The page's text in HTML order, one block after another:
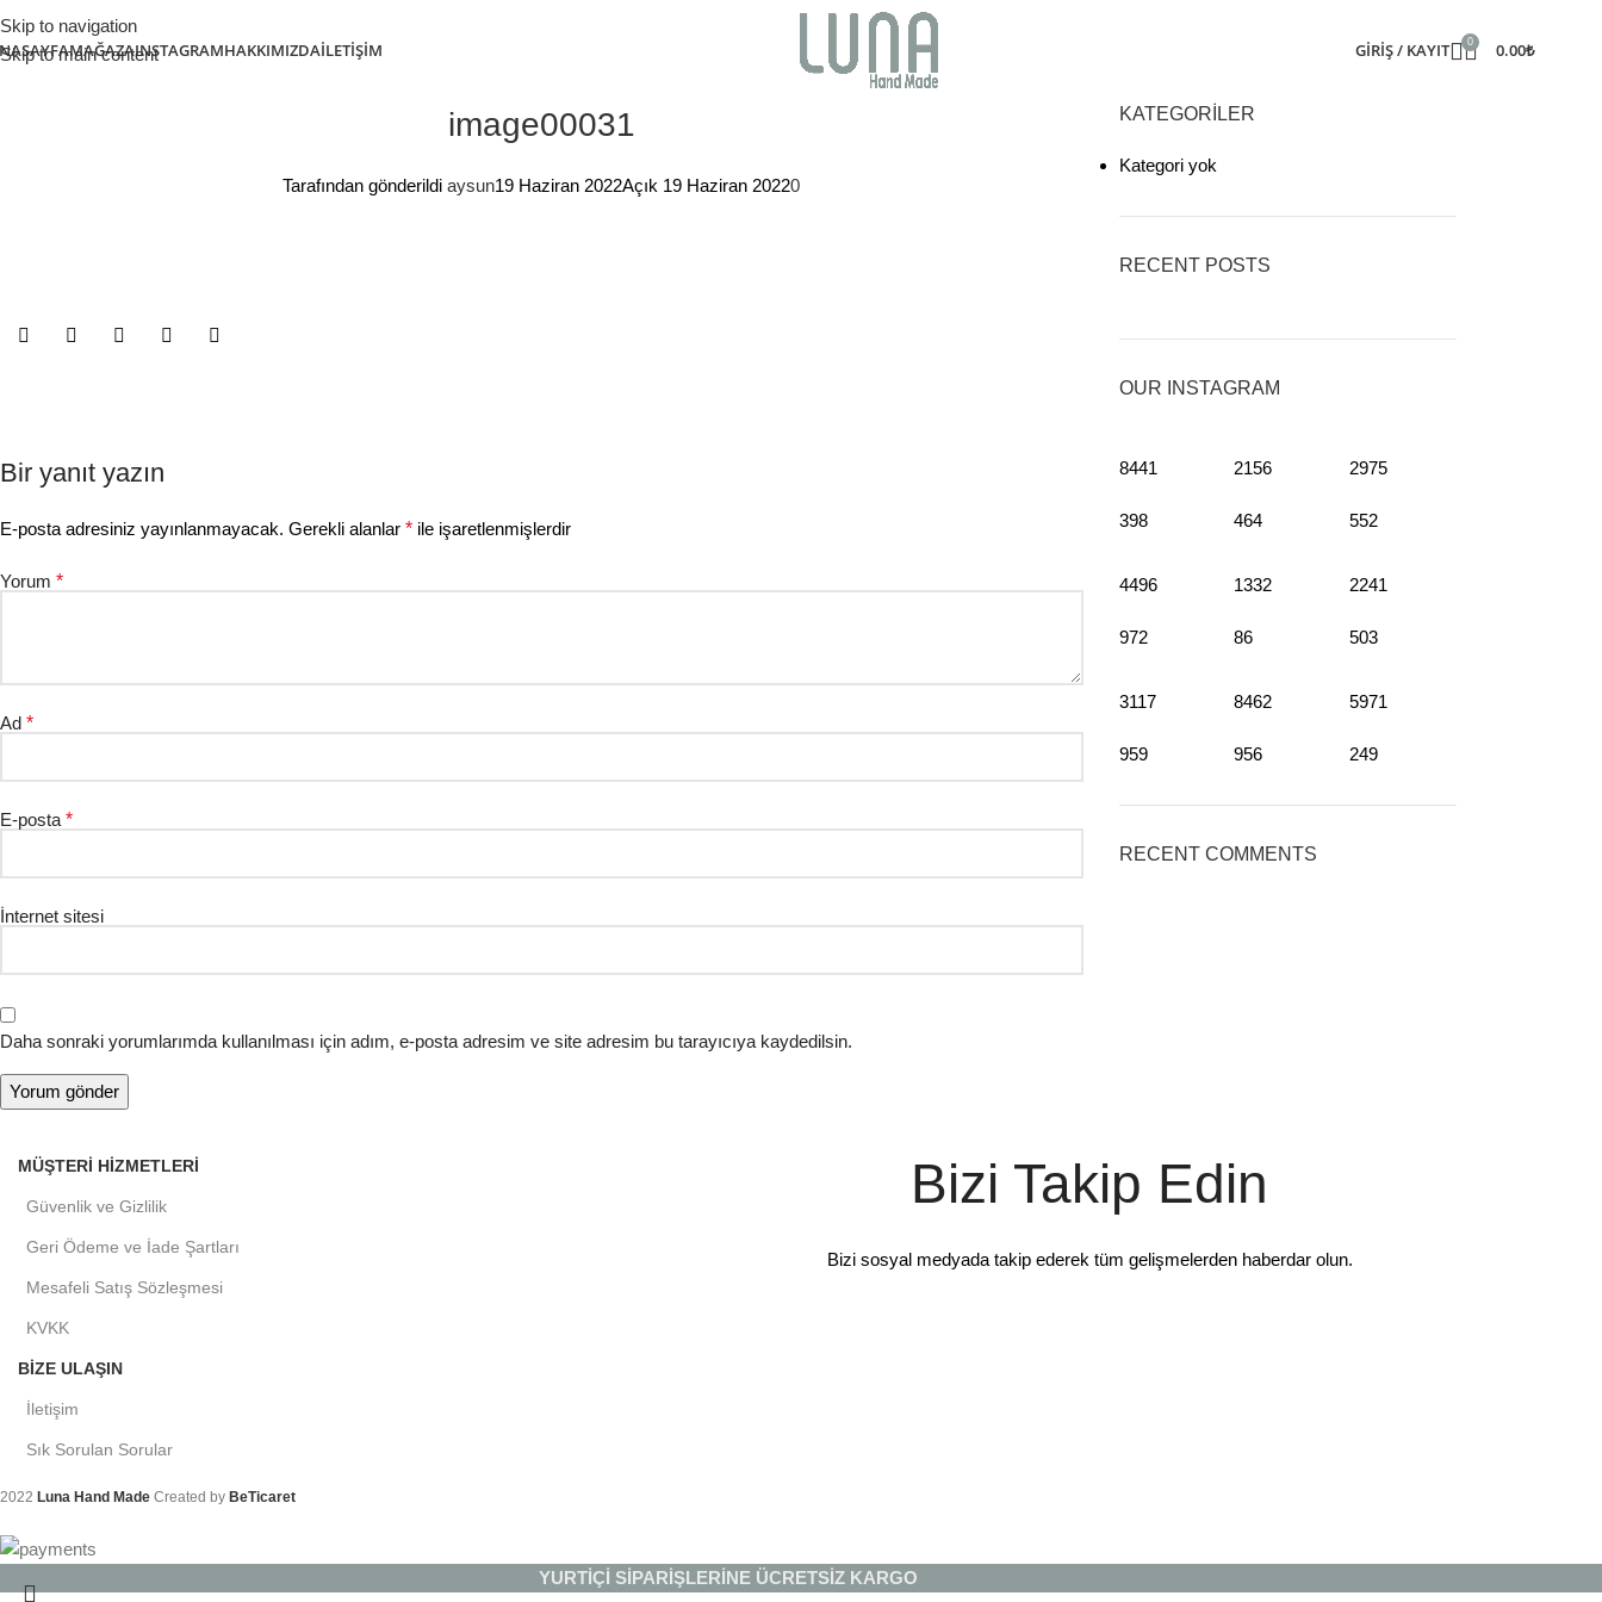
Skip to navigation
Skip to main content
MAĞAZAINSTAGRAMHAKKIMIZDAİLETIŞIM GIRIŞ / KAYIT 0 0.00₺
image00031
Tarafından gönderildi aysun19 Haziran 2022Açık 19 Haziran 20220
Bir yanıt yazın
E-posta adresiniz yayınlanmayacak. Gerekli alanlar * ile işaretlenmişlerdir
Yorum *
Ad *
E-posta *
İnternet sitesi
Daha sonraki yorumlarımda kullanılması için adım, e-posta adresim ve site adresim bu tarayıcıya kaydedilsin.
KATEGORILER
Kategori yok
RECENT POSTS
OUR INSTAGRAM
8441
398
2156
464
2975
552
4496
972
1332
86
2241
503
3117
959
8462
956
5971
249
RECENT COMMENTS
MÜŞTERI HIZMETLERI
Güvenlik ve Gizlilik
Geri Ödeme ve İade Şartları
Mesafeli Satış Sözleşmesi
KVKK
BIZE ULAŞIN
İletişim
Sık Sorulan Sorular
Bizi Takip Edin
Bizi sosyal medyada takip ederek tüm gelişmelerden haberdar olun.
2022 Luna Hand Made Created by BeTicaret
YURTİÇİ SİPARİŞLERİNE ÜCRETSİZ KARGO